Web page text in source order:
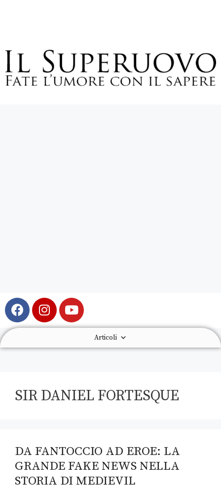
Articoli
SIR DANIEL FORTESQUE
DA FANTOCCIO AD EROE: LA
GRANDE FAKE NEWS NELLA
STORIA DI MEDIEVIL